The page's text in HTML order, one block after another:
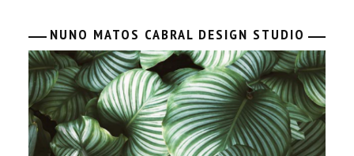
NUNO MATOS CABRAL DESIGN STUDIO